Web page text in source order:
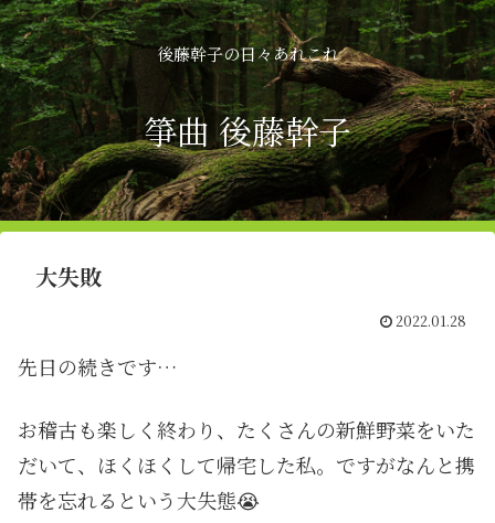
後藤幹子の日々あれこれ
箏曲 後藤幹子
大失敗
2022.01.28
先日の続きです…
お稽古も楽しく終わり、たくさんの新鮮野菜をいた
だいて、ほくほくして帰宅した私。ですがなんと携
帯を忘れるという大失態😭